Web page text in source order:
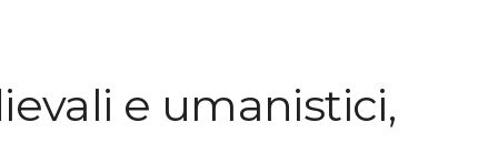
e umanistici,